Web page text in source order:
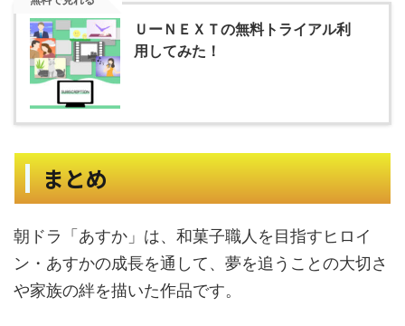
ＵーＮＥＸＴの無料トライアル利
用してみた！
まとめ
朝ドラ「あすか」は、和菓子職人を目指すヒロイ
ン・あすかの成長を通して、夢を追うことの大切さ
や家族の絆を描いた作品です。